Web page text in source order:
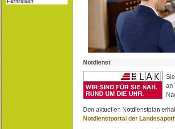
Notdienst
an
Den aktuellen Notdienstplan
Notdienstportal der